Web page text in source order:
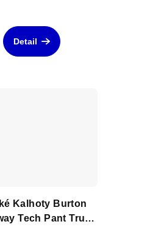
Detail
Kalhoty Burton
Tech Pant True